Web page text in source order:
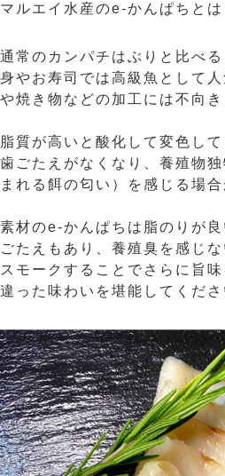
マルエイ水産のe-かんぱちとは
通常のカンパチはぶりと比べ
身やお寿司では高級魚として
や焼き物などの加工には不向き
脂質が高いと酸化して変色し
歯ごたえがなくなり、養殖物
まれる餌の匂い）を感じる場合
素材のe-かんぱちは脂のりが
ごたえもあり、養殖臭を感じ
スモークすることでさらに旨
違った味わいを堪能してくださ